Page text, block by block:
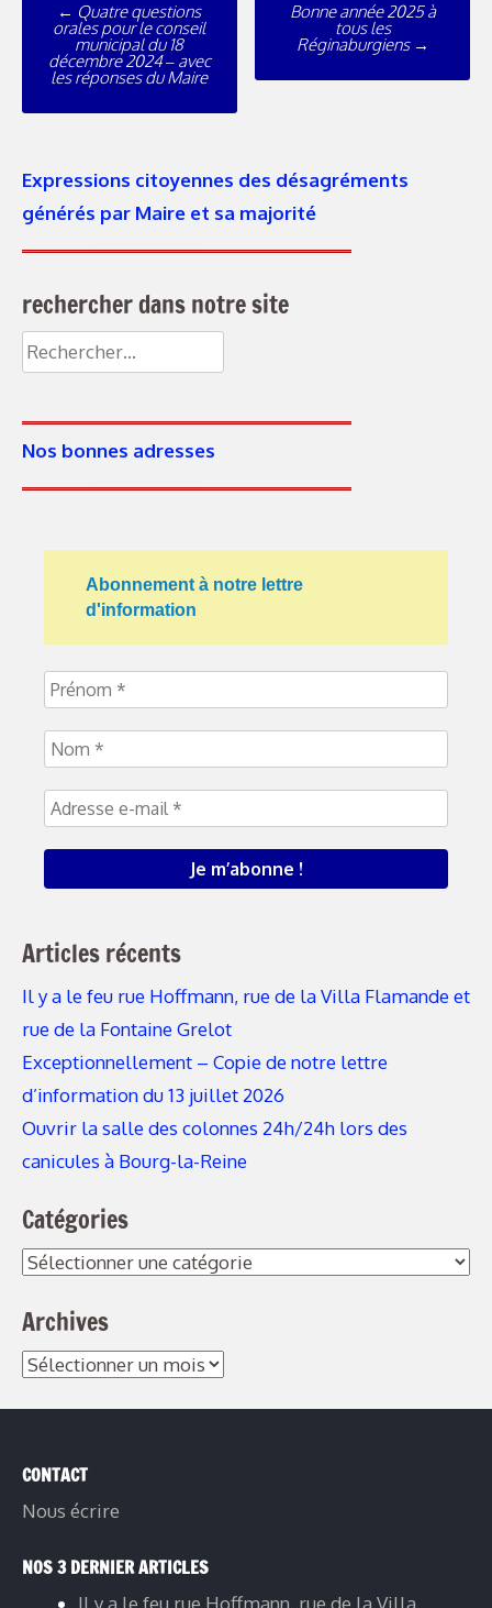
← Quatre questions
orales pour le conseil
municipal du 18
décembre 2024 – avec
les réponses du Maire
Bonne année 2025 à
tous les
Réginaburgiens →
Expressions citoyennes des désagréments
générés par Maire et sa majorité
rechercher dans notre site
Nos bonnes adresses
Abonnement à notre lettre
d'information
Articles récents
Il y a le feu rue Hoffmann, rue de la Villa Flamande et
rue de la Fontaine Grelot
Exceptionnellement – Copie de notre lettre
d’information du 13 juillet 2026
Ouvrir la salle des colonnes 24h/24h lors des
canicules à Bourg-la-Reine
Catégories
Archives
CONTACT
Nous écrire
NOS 3 DERNIER ARTICLES
Il y a le feu rue Hoffmann, rue de la Villa